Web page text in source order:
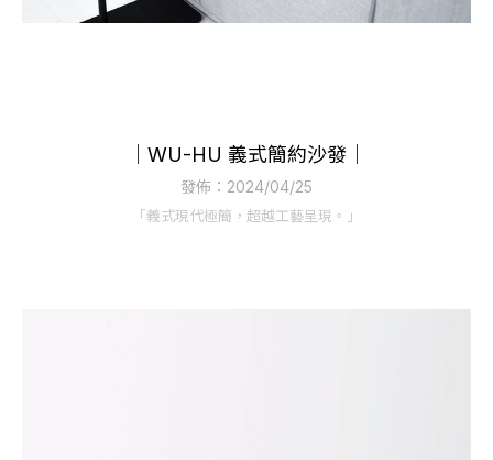
｜WU-HU 義式簡約沙發｜
發佈：2024/04/25
「義式現代極簡，超越工藝呈現。」